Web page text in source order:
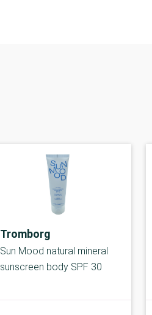
Tromborg
Sun Mood natural mineral
sunscreen body SPF 30
B-kolbe